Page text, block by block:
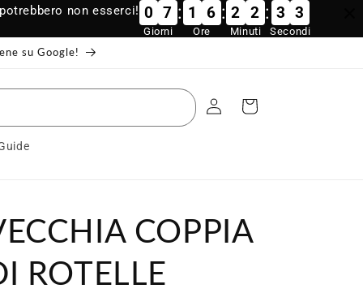
non esserci! 0 7
Giorni
: 1 6
Ore
: 2 2
Minuti
: 3 2
Secondi
su Google!
Accedi Carrello
COPPIA
ROTELLE